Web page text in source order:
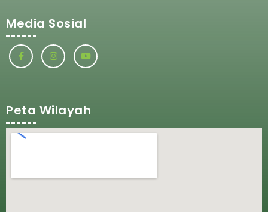
Media Sosial
Peta Wilayah